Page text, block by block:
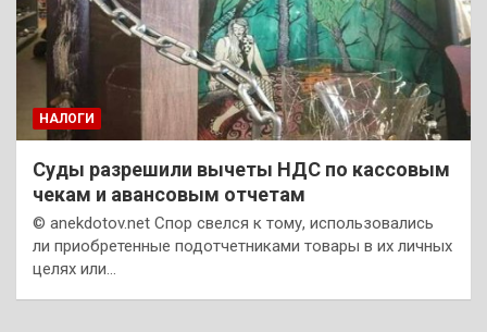
НАЛОГИ
Суды разрешили вычеты НДС по кассовым
чекам и авансовым отчетам
© anekdotov.net Спор свелся к тому, использовались
ли приобретенные подотчетниками товары в их личных
целях или…